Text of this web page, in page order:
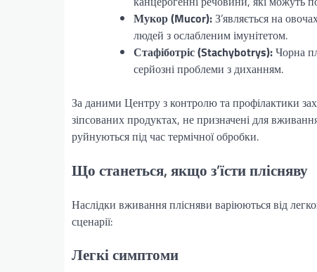
Мукор (Mucor):З’являється на
людей з ослабленим імунітетом.
Стафіботріс (Stachybotrys):Чорна
серйозні проблеми з диханням.
За даними Центру з контролю та профілактики
зіпсованих продуктах, не призначені для
руйнуються під час термічної обробки.
Що станеться, якщо з’їсти плісняву
Наслідки вживання плісняви варіюються від
сценарії:
Легкі симптоми